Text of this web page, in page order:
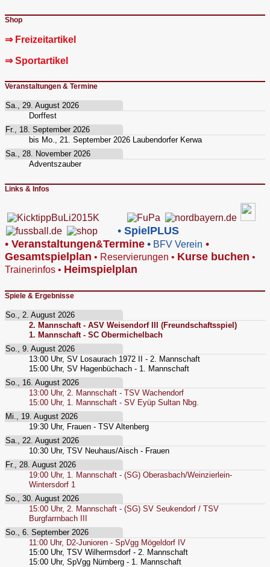
Shop
⇒ Freizeitartikel
⇒ Sportartikel
Veranstaltungen & Termine
Sa., 29. August 2026
Dorffest
Fr., 18. September 2026
bis Mo., 21. September 2026
Laubendorfer Kerwa
Sa., 28. November 2026
Adventszauber
Links & Infos
• SpielPLUS
• Veranstaltungen&Termine • BFV Verein •
Gesamtspielplan • Reservierungen • Kurse buchen •
Trainerinfos • Heimspielplan
Spiele & Ergebnisse
So., 2. August 2026
2. Mannschaft - ASV Weisendorf III (Freundschaftsspiel)
1. Mannschaft - SC Obermichelbach
So., 9. August 2026
13:00 Uhr, SV Losaurach 1972 II - 2. Mannschaft
15:00 Uhr, SV Hagenbüchach - 1. Mannschaft
So., 16. August 2026
13:00 Uhr, 2. Mannschaft - TSV Wachendorf
15:00 Uhr, 1. Mannschaft - SV Eyüp Sultan Nbg.
Mi., 19. August 2026
19:30 Uhr, Frauen - TSV Altenberg
Sa., 22. August 2026
10:30 Uhr, TSV Neuhaus/Aisch - Frauen
Fr., 28. August 2026
19:00 Uhr, 1. Mannschaft - (SG) Oberasbach/Weinzierlein-
Wintersdorf 1
So., 30. August 2026
15:00 Uhr, 2. Mannschaft - (SG) SV Seukendorf / TSV
Burgfarrnbach III
So., 6. September 2026
11:00 Uhr, D2-Junioren - SpVgg Mögeldorf IV
15:00 Uhr, TSV Wilhermsdorf - 2. Mannschaft
15:00 Uhr, SpVgg Nürnberg - 1. Mannschaft